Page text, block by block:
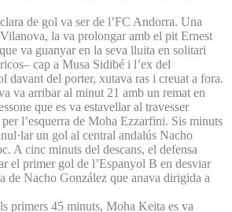
de gol va ser de l’FC Andorra. Una
la va prolongar amb el pit Ernest
va guanyar en la seva lluita en solitari
cap a Musa Sidibé i l’ex del
davant del porter, xutava ras i creuat a fora.
va arribar al minut 21 amb un remat en
que es va estavellar al travesser
per l’esquerra de Moha Ezzarfini. Sis minuts
un gol al central andalús Nacho
A cinc minuts del descans, el defensa
el primer gol de l’Espanyol B en desviar
de Nacho González que anava dirigida a
primers 45 minuts, Moha Keita es va